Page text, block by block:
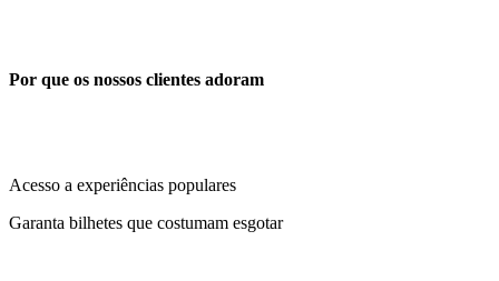
Por que os nossos clientes adoram
Acesso a experiências populares
Garanta bilhetes que costumam esgotar